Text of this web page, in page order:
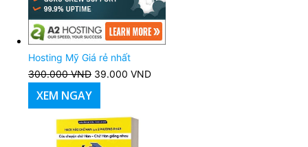
Hosting Mỹ Giá rẻ nhất
300.000VND Giá
là:
300.000 VND.
39.000 VND
XEM NGAY